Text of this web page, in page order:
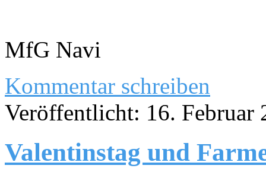
MfG Navi
Kommentar schreiben
Veröffentlicht: 16. Februar
Valentinstag und